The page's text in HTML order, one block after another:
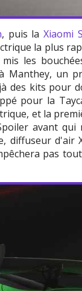
, puis laXiaomi
la plus
les
Manthey, un
des kits pour
pour la
et la
avant qui
d'air
pas